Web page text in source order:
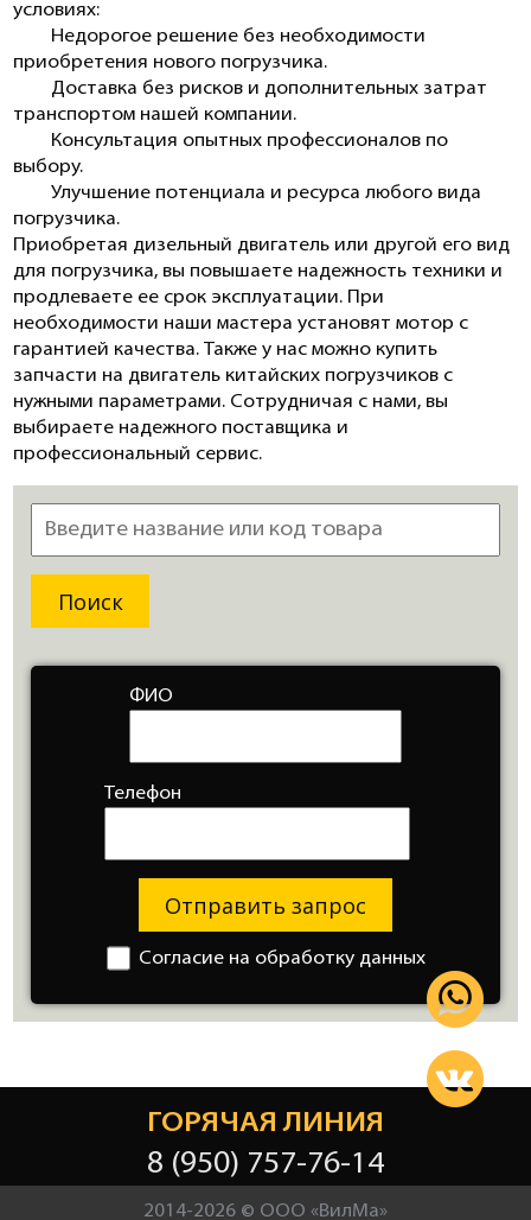
условиях:
Недорогое решение без необходимости
приобретения нового погрузчика.
Доставка без рисков и дополнительных затрат
транспортом нашей компании.
Консультация опытных профессионалов по
выбору.
Улучшение потенциала и ресурса любого вида
погрузчика.
Приобретая дизельный двигатель или другой его вид
для погрузчика, вы повышаете надежность техники и
продлеваете ее срок эксплуатации. При
необходимости наши мастера установят мотор с
гарантией качества. Также у нас можно купить
запчасти на двигатель китайских погрузчиков с
нужными параметрами. Сотрудничая с нами, вы
выбираете надежного поставщика и
профессиональный сервис.
ФИО
Телефон
Отправить запрос
Согласие на обработку данных
ГОРЯЧАЯ ЛИНИЯ
8 (950) 757-76-14
2014-2026 © ООО «ВилМа»